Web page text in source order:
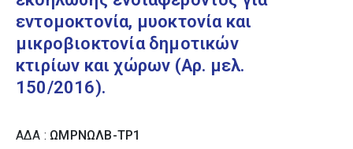
εντομοκτονία, μυοκτονία και
μικροβιοκτονία δημοτικών
κτιρίων και χώρων (Αρ. μελ.
150/2016).
ΑΔΑ : ΩΜΡΝΩΛΒ-ΤΡ1